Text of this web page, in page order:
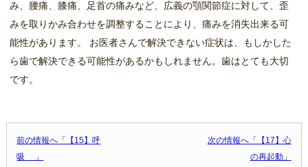
み、腰痛、膝痛、足首の痛みなど、広義の顎関節症に対して、歪
みを取りかみ合わせを調整することにより、痛みを消失出来る可
能性があります。 お医者さんで解決できない症状は、もしかした
ら歯で解決できる可能性があるかもしれません。歯はとても大切
です。
前の情報へ「【15】呼
吸 」
次の情報へ「【17】心
の再起動」